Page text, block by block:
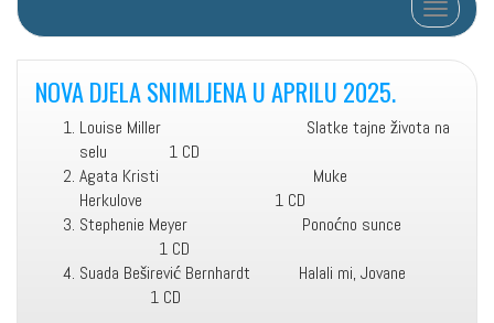
Toggle
NOVA DJELA SNIMLJENA U APRILU 2025.
Louise Miller Slatke tajne života na
selu 1 CD
Agata Kristi Muke
Herkulove 1 CD
Stephenie Meyer Ponoćno sunce
1 CD
Suada Beširević Bernhardt Halali mi, Jovane
1 CD